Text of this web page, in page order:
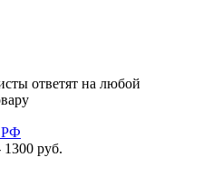
ответят на любой
руб.